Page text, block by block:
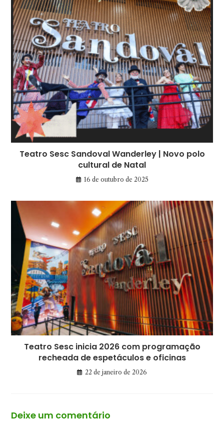
Teatro Sesc Sandoval Wanderley | Novo polo
cultural de Natal
16 de outubro de 2025
Teatro Sesc inicia 2026 com programação
recheada de espetáculos e oficinas
22 de janeiro de 2026
Deixe um comentário